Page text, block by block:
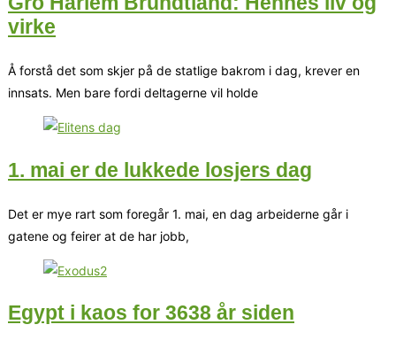
virke
Å forstå det som skjer på de statlige bakrom i dag, krever en
innsats. Men bare fordi deltagerne vil holde
1. mai er de lukkede losjers dag
Det er mye rart som foregår 1. mai, en dag arbeiderne går i
gatene og feirer at de har jobb,
Egypt i kaos for 3638 år siden